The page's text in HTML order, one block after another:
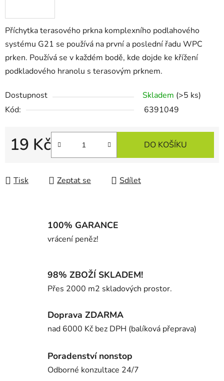
Příchytka terasového prkna komplexního podlahového
systému G21 se používá na první a poslední řadu WPC
prken. Používá se v každém bodě, kde dojde ke křížení
podkladového hranolu s terasovým prknem.
Dostupnost Skladem (>5 ks)
Kód:
6391049
19 Kč
Měrná cena:
DO KOŠÍKU
Tisk Zeptat se Sdílet
100% GARANCE
vrácení peněz!
98% ZBOŽÍ SKLADEM!
Přes 2000 m2 skladových prostor.
Doprava ZDARMA
nad 6000 Kč bez DPH (balíková přeprava)
Poradenství nonstop
Odborné konzultace 24/7